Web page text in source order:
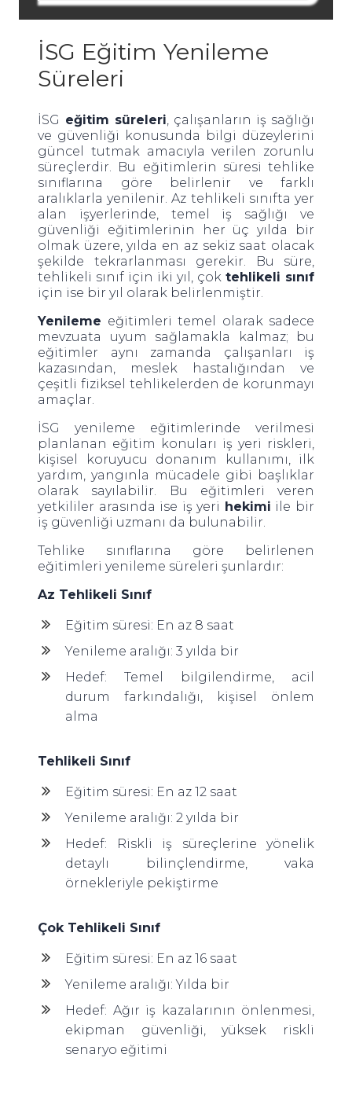
İSG Eğitim Yenileme
Süreleri
İSG eğitim süreleri, çalışanların iş sağlığı
ve güvenliği konusunda bilgi düzeylerini
güncel tutmak amacıyla verilen zorunlu
süreçlerdir. Bu eğitimlerin süresi tehlike
sınıflarına göre belirlenir ve farklı
aralıklarla yenilenir. Az tehlikeli sınıfta yer
alan işyerlerinde, temel iş sağlığı ve
güvenliği eğitimlerinin her üç yılda bir
olmak üzere, yılda en az sekiz saat olacak
şekilde tekrarlanması gerekir. Bu süre,
tehlikeli sınıf için iki yıl, çok tehlikeli sınıf
için ise bir yıl olarak belirlenmiştir.
Yenileme eğitimleri temel olarak sadece
mevzuata uyum sağlamakla kalmaz; bu
eğitimler aynı zamanda çalışanları iş
kazasından, meslek hastalığından ve
çeşitli fiziksel tehlikelerden de korunmayı
amaçlar.
İSG yenileme eğitimlerinde verilmesi
planlanan eğitim konuları iş yeri riskleri,
kişisel koruyucu donanım kullanımı, ilk
yardım, yangınla mücadele gibi başlıklar
olarak sayılabilir. Bu eğitimleri veren
yetkililer arasında ise iş yeri hekimi ile bir
iş güvenliği uzmanı da bulunabilir.
Tehlike sınıflarına göre belirlenen
eğitimleri yenileme süreleri şunlardır:
Az Tehlikeli Sınıf
Eğitim süresi: En az 8 saat
Yenileme aralığı: 3 yılda bir
Hedef: Temel bilgilendirme, acil
durum farkındalığı, kişisel önlem
alma
Tehlikeli Sınıf
Eğitim süresi: En az 12 saat
Yenileme aralığı: 2 yılda bir
Hedef: Riskli iş süreçlerine yönelik
detaylı bilinçlendirme, vaka
örnekleriyle pekiştirme
Çok Tehlikeli Sınıf
Eğitim süresi: En az 16 saat
Yenileme aralığı: Yılda bir
Hedef: Ağır iş kazalarının önlenmesi,
ekipman güvenliği, yüksek riskli
senaryo eğitimi